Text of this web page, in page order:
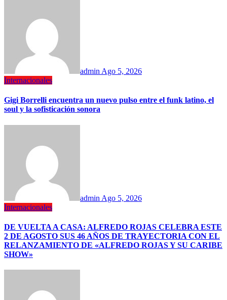
admin Ago 5, 2026
Internacionales
Gigi Borrelli encuentra un nuevo pulso entre el funk latino, el
soul y la sofisticación sonora
admin Ago 5, 2026
Internacionales
DE VUELTA A CASA: ALFREDO ROJAS CELEBRA ESTE
2 DE AGOSTO SUS 46 AÑOS DE TRAYECTORIA CON EL
RELANZAMIENTO DE «ALFREDO ROJAS Y SU CARIBE
SHOW»